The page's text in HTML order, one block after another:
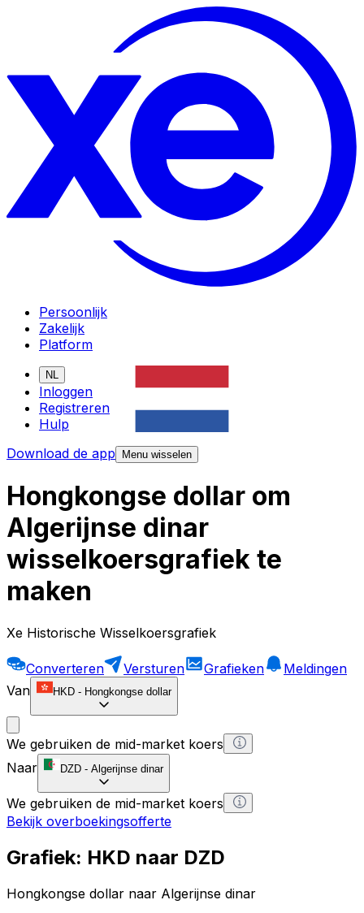
Persoonlijk
Zakelijk
Platform
NL
Inloggen
Registreren
Hulp
Download de app
Menu wisselen
Hongkongse dollar om
Algerijnse dinar
wisselkoersgrafiek te
maken
Xe Historische Wisselkoersgrafiek
Converteren Versturen Grafieken
Meldingen
Van
HKD - Hongkongse dollar
We gebruiken de mid-market koers
Naar
DZD - Algerijnse dinar
We gebruiken de mid-market koers
Bekijk overboekingsofferte
Grafiek: HKD naar DZD
Hongkongse dollar naar Algerijnse dinar